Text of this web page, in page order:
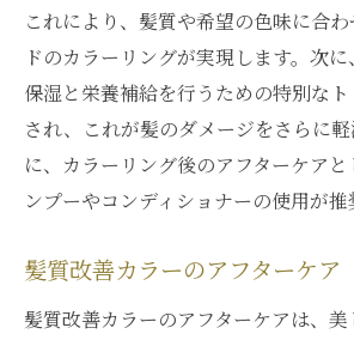
これにより、髪質や希望の色味に合
ドのカラーリングが実現します。次
保湿と栄養補給を行うための特別な
され、これが髪のダメージをさらに
に、カラーリング後のアフターケア
ンプーやコンディショナーの使用が推
髪質改善カラーのアフターケア
髪質改善カラーのアフターケアは、